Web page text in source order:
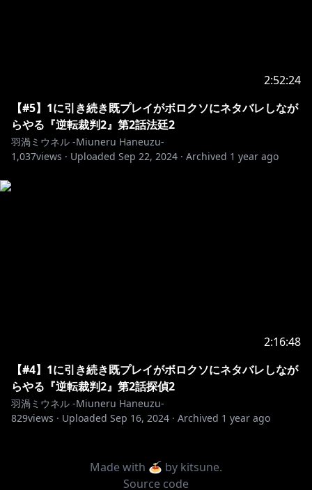
2:52:24
【#5】1に引き続き既プレイがボロクソにネタバレしなが
らやる『逆転裁判2』第2話法廷2
羽渦ミウネル -Miuneru Haneuzu-
1,037views · Uploaded Sep 22, 2024 · Archived 1 year ago
2:16:48
【#4】1に引き続き既プレイがボロクソにネタバレしなが
らやる『逆転裁判2』第2話探偵2
羽渦ミウネル -Miuneru Haneuzu-
829views · Uploaded Sep 16, 2024 · Archived 1 year ago
Made with 🍝 by kitsune.
Source code